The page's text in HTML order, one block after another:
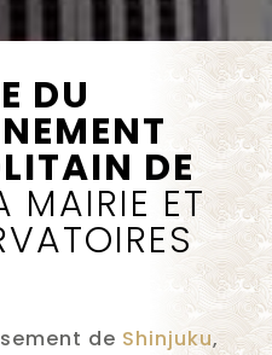
DU
DE
MAIRIE ET
de Shinjuku,